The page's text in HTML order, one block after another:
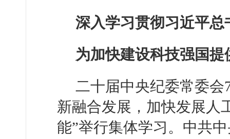
深入学习贯彻习近平
为加快建设科技强国提
二十届中央纪委常委会
新融合发展，加快发展人
能”举行集体学习。中共